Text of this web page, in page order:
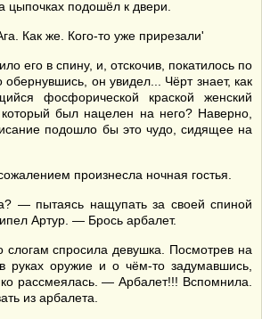
цыпочках подошёл к двери.
Как же. Кого-то уже прирезали'
его в спину, и, отскочив, покатилось по
он увидел... Чёрт знает, как
фосфорической краской женский
был нацелен на него? Наверно,
подошло бы это чудо, сидящее на
произнесла ночная гостья.
— пытаясь нащупать за своей спиной
Артур. — Брось арбалет.
спросила девушка. Посмотрев на
руках оружие и о чём-то задумавшись,
рассмеялась. — Арбалет!!! Вспомнила.
из арбалета.